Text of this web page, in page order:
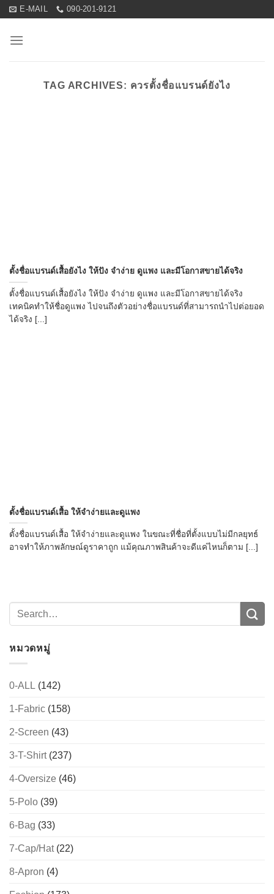
Skip
content
E-MAIL 090-201-9121
TAG ARCHIVES: ควรตั้งชื่อแบรนด์ยังไง
ตั้งชื่อแบรนด์เสื้อยังไง ให้ปัง จำง่าย ดูแพง และมีโอกาสขายได้จริง
ตั้งชื่อแบรนด์เสื้อยังไง ให้ปัง จำง่าย ดูแพง และมีโอกาสขายได้จริง
เทคนิคทำให้ชื่อดูแพง ไปจนถึงตัวอย่างชื่อแบรนด์ที่สามารถนำไปต่อยอด
ได้จริง [...]
ตั้งชื่อแบรนด์เสื้อ ให้จำง่ายและดูแพง
ตั้งชื่อแบรนด์เสื้อ ให้จำง่ายและดูแพง ในขณะที่ชื่อที่ตั้งแบบไม่มีกลยุทธ์
อาจทำให้ภาพลักษณ์ดูราคาถูก แม้คุณภาพสินค้าจะดีแค่ไหนก็ตาม [...]
หมวดหมู่
0-ALL (142)
1-Fabric (158)
2-Screen (43)
3-T-Shirt(237)
4-Oversize (46)
5-Polo (39)
6-Bag (33)
7-Cap/Hat(22)
8-Apron (4)